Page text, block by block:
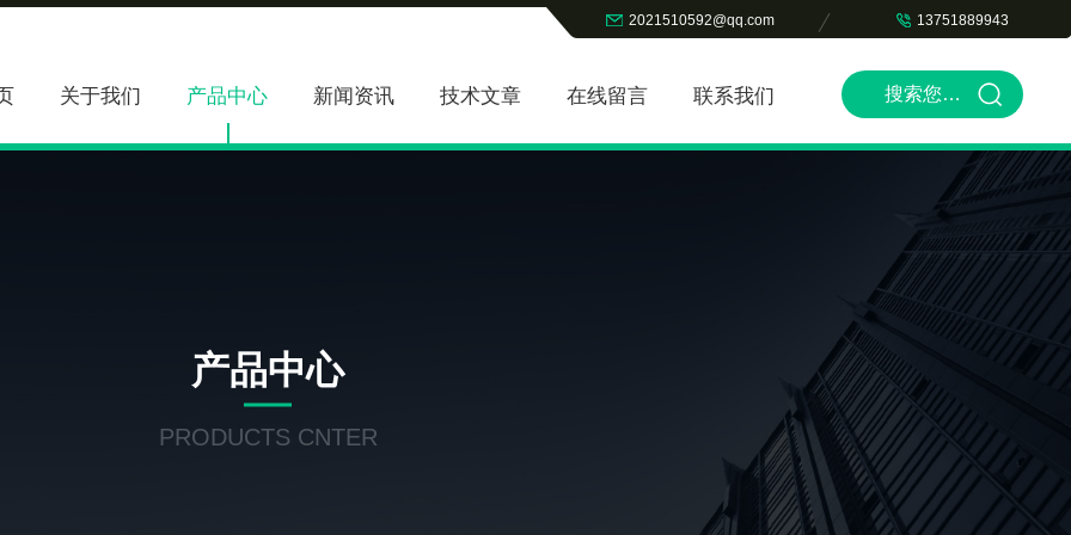
2021510592@qq.com 13751889943
关于我们 产品中心 新闻资讯 技术文章 在线留言 联系我们
产品中心
PRODUCTS CNTER